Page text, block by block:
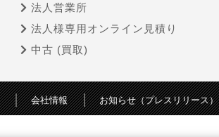
法人営業所
法人様専用オンライン見積り
中古 (買取)
会社情報 お知らせ（プレスリリース）